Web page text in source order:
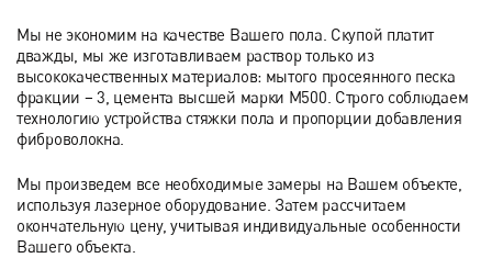
Мы не экономим на качестве Вашего пола. Скупой платит
дважды, мы же изготавливаем раствор только из
высококачественных материалов: мытого просеянного песка
фракции – 3, цемента высшей марки М500. Строго соблюдаем
технологию устройства стяжки пола и пропорции добавления
фиброволокна.
Мы произведем все необходимые замеры на Вашем объекте,
используя лазерное оборудование. Затем рассчитаем
окончательную цену, учитывая индивидуальные особенности
Вашего объекта.